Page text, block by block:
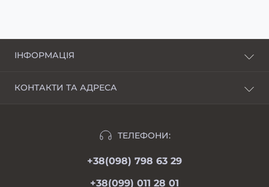
ІНФОРМАЦІЯ
КОНТАКТИ ТА АДРЕСА
ТЕЛЕФОНИ:
+38(098) 798 63 29
+38(099) 011 28 01